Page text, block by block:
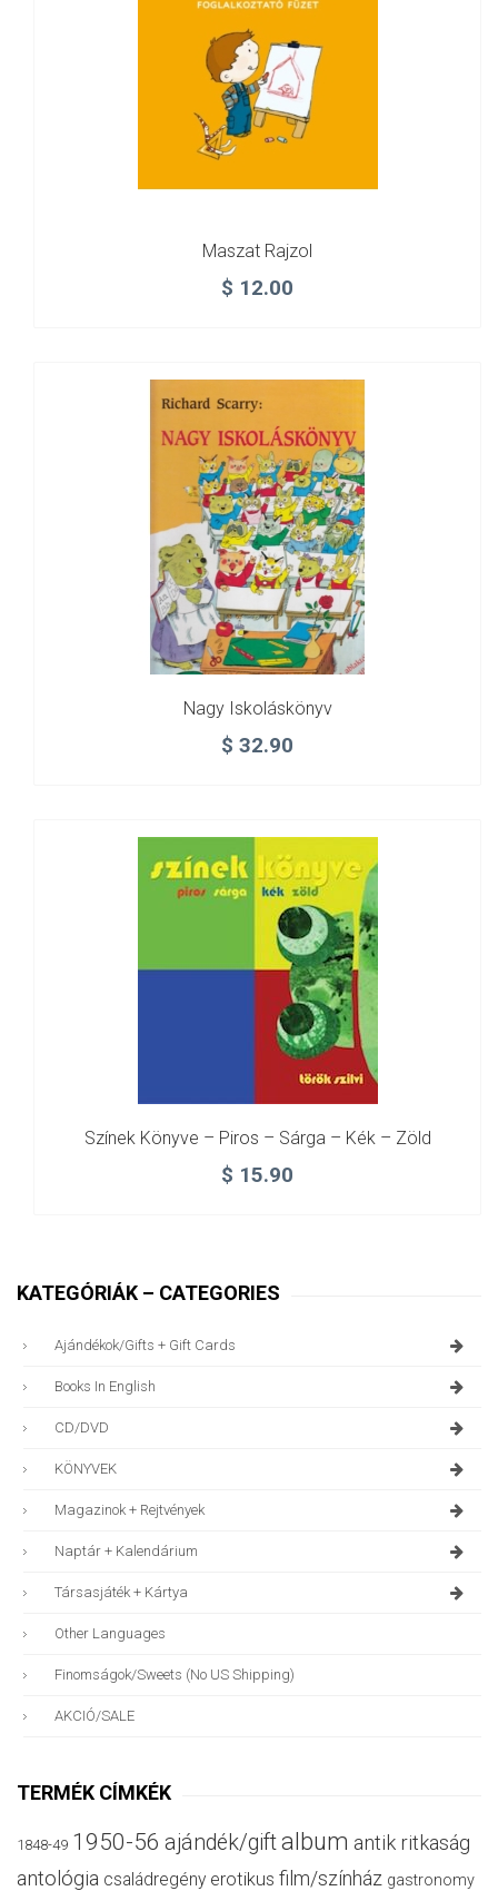
Maszat Rajzol
$ 12.00
Nagy Iskoláskönyv
$ 32.90
Színek Könyve – Piros – Sárga – Kék – Zöld
$ 15.90
KATEGÓRIÁK – CATEGORIES
Ajándékok/gifts + Gift Cards
Books In English
CD/DVD
KÖNYVEK
Magazinok + Rejtvények
Naptár + Kalendárium
Társasjáték + Kártya
Other Languages
Finomságok/sweets (no US Shipping)
AKCIÓ/SALE
TERMÉK CÍMKÉK
1848-49 1950-56 ajándék/giftalbum antik ritkaság
antológia családregény erotikus film/színház gastronomy